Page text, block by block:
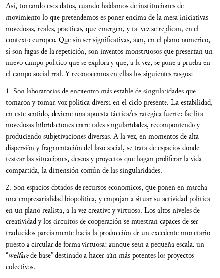
Así, tomando esos datos, cuando hablamos de instituciones de
movimiento lo que pretendemos es poner encima de la mesa iniciativas
novedosas, reales, prácticas, que emergen, y tal vez se replican, en el
contexto europeo. Que sin ser significativas, aún, en el plano numérico,
sí son fugas de la repetición, son inventos monstruosos que presentan un
nuevo campo político que se explora y que, a la vez, se pone a prueba en
el campo social real. Y reconocemos en ellas los siguientes rasgos:
1. Son laboratorios de encuentro más estable de singularidades que
tomaron y toman voz política diversa en el ciclo presente. La estabilidad,
en este sentido, deviene una apuesta táctica/estratégica fuerte: facilita
novedosas hibridaciones entre tales singularidades, recomponiendo y
produciendo subjetivaciones diversas. A la vez, en momentos de alta
dispersión y fragmentación del lazo social, se trata de espacios donde
testear las situaciones, deseos y proyectos que hagan proliferar la vida
compartida, la dimensión común de las singularidades.
2. Son espacios dotados de recursos económicos, que ponen en marcha
una empresarialidad biopolítica, y empujan a situar su actividad política
en un plano realista, a la vez creativo y virtuoso. Los altos niveles de
creatividad y los circuitos de cooperación se muestran capaces de ser
traducidos parcialmente hacia la producción de un excedente monetario
puesto a circular de forma virtuosa: aunque sean a pequeña escala, un
“welfarede base” destinado a hacer aún más potentes los proyectos
colectivos.